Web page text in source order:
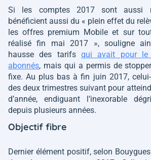
Si les comptes 2017 sont aussi
bénéficient aussi du « plein effet du
les offres premium Mobile et sur
réalisé fin mai 2017 », souligne
hausse des tarifs qui avait pour le
abonnés, mais qui a permis de
fixe. Au plus bas à fin juin 2017,
des deux trimestres suivant pour
d’année, endiguant l’inexorable
depuis plusieurs années.
Objectif fibre
Dernier élément positif, selon